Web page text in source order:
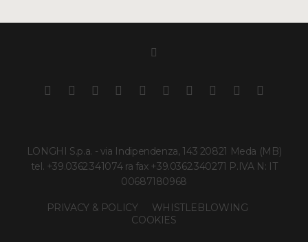
LONGHI S.p.a. - via Indipendenza, 143 20821 Meda (MB)
tel. +39.0362.341074 ra fax +39.0362.340271 P.IVA N: IT
00687180968
PRIVACY & POLICY
WHISTLEBLOWING
COOKIES